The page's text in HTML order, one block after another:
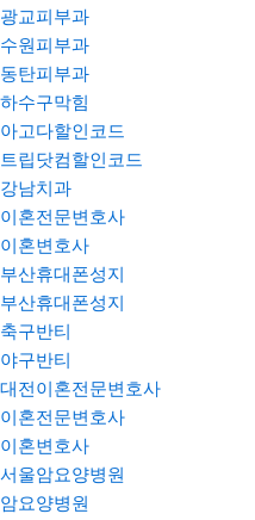
광교피부과
수원피부과
동탄피부과
하수구막힘
아고다할인코드
트립닷컴할인코드
강남치과
이혼전문변호사
이혼변호사
부산휴대폰성지
부산휴대폰성지
축구반티
야구반티
대전이혼전문변호사
이혼전문변호사
이혼변호사
서울암요양병원
암요양병원